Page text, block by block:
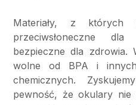
Materiały, z których
przeciwsłoneczne
bezpieczne dla zdrowia.
wolne od BPA i innych
chemicznych.
pewność, że okulary nie